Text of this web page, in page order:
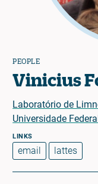
PEOPLE
Vinicius
Laboratório de
Universidade
email lattes